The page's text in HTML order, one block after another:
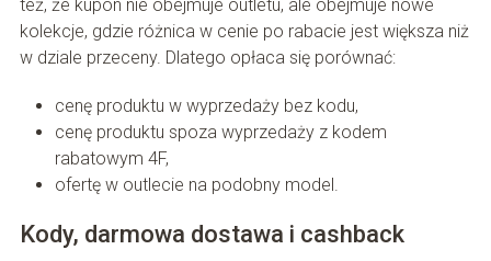
też, że kupon nie obejmuje outletu, ale obejmuje nowe
kolekcje, gdzie różnica w cenie po rabacie jest większa niż
w dziale przeceny. Dlatego opłaca się porównać:
cenę produktu w wyprzedaży bez kodu,
cenę produktu spoza wyprzedaży z kodem
rabatowym 4F,
ofertę w outlecie na podobny model.
Kody, darmowa dostawa i cashback